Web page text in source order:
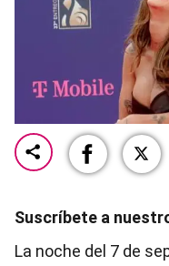
Suscríbete a
La noche del 7 de